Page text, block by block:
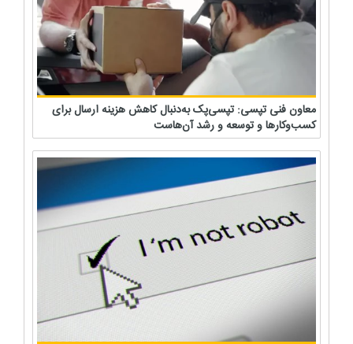
معاون فنی تپسی: تپسی‌پک به‌دنبال کاهش هزینه ارسال برای
کسب‌وکارها و توسعه و رشد آن‌هاست